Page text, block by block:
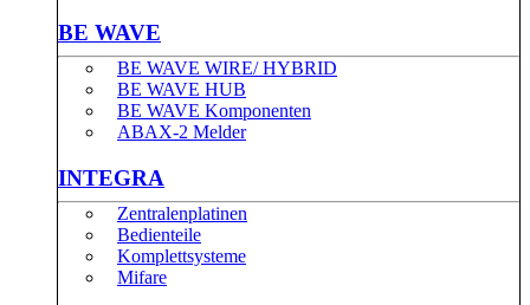
BE WAVE
BE WAVE WIRE/ HYBRID
BE WAVE HUB
BE WAVE Komponenten
ABAX-2 Melder
INTEGRA
Zentralenplatinen
Bedienteile
Komplettsysteme
Mifare